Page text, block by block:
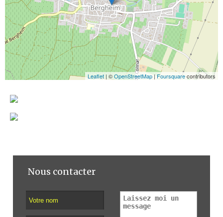
Leaflet | ©OpenStreetMap | Foursquarecontributors
Nous contacter